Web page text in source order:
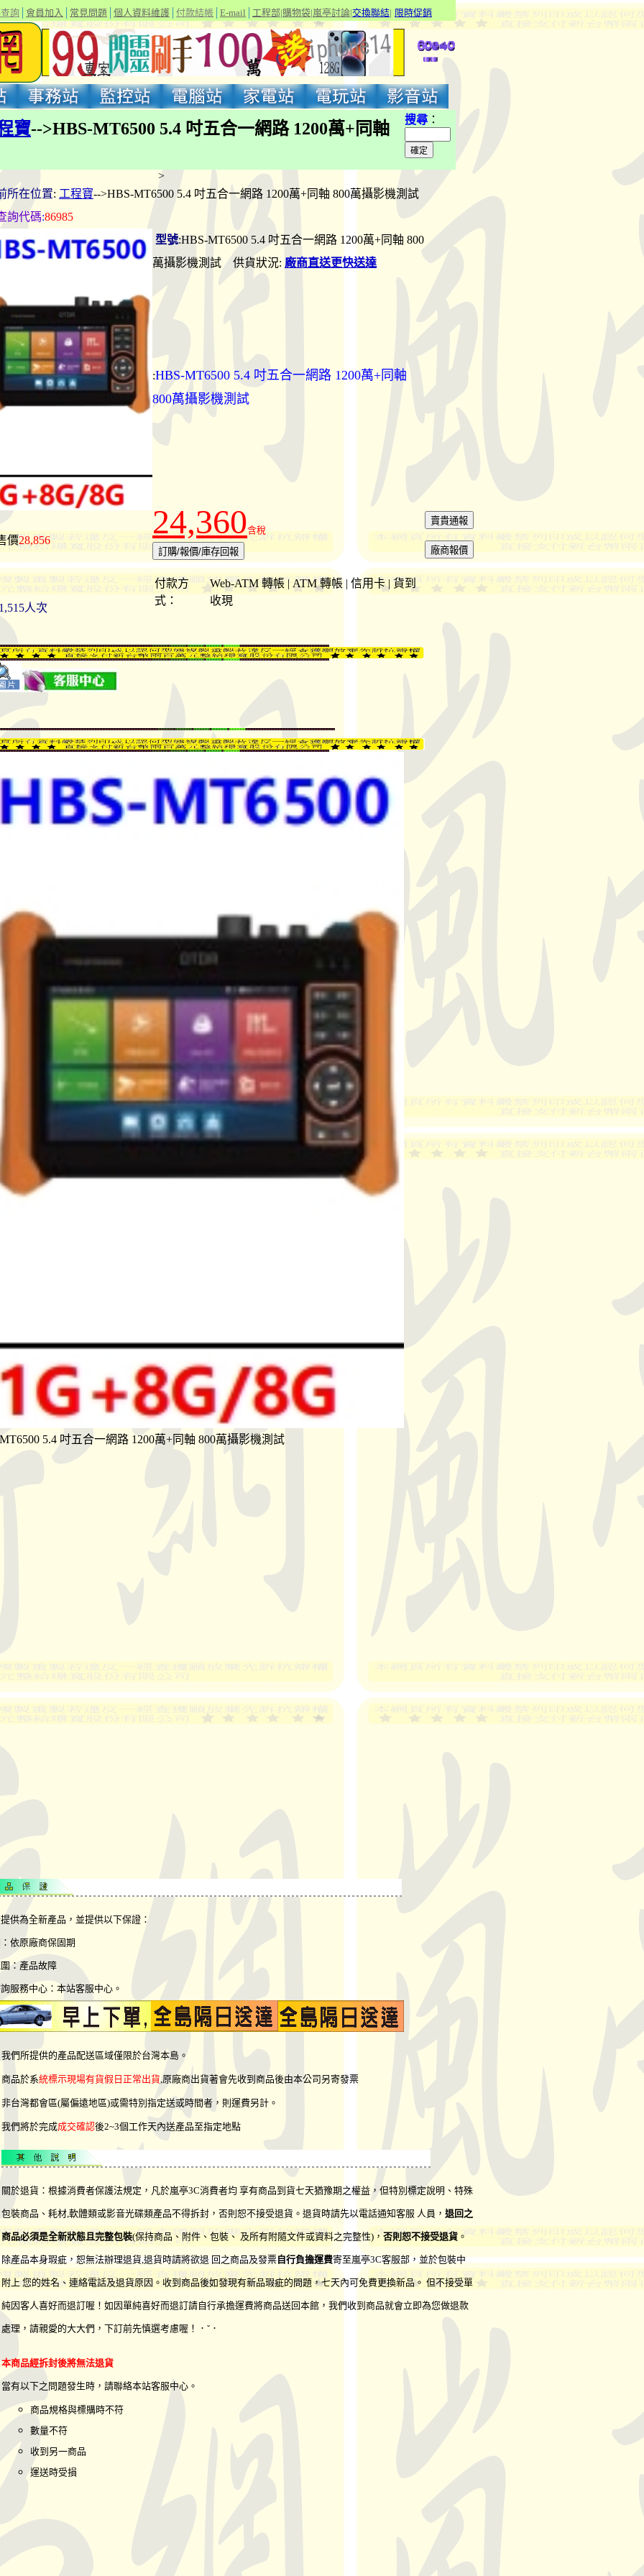
詢 會員加入 常見問題 個人資料維護 付款結帳 E-mail 工程部|購物袋|嵐亭討論|交換聯結| 限時促銷
寶-->HBS-MT6500 5.4 吋五合一網路 1200萬+同軸 搜尋 ：
>
所在位置: 工程寶-->HBS-MT6500 5.4 吋五合一網路 1200萬+同軸 800萬攝影機測試
詢代碼:86985
型號:HBS-MT6500 5.4 吋五合一網路 1200萬+同軸 800
萬攝影機測試 供貨狀況: 廠商直送更快送達
:HBS-MT6500 5.4 吋五合一網路 1200萬+同軸
800萬攝影機測試
價28,856 24,360含稅
人次
付款方
式：
Web-ATM 轉帳 | ATM 轉帳 | 信用卡 | 貨到
收現
5.4 吋五合一網路 1200萬+同軸 800萬攝影機測試
供為全新產品，並提供以下保證：
依原廠商保固期
：產品故障
服務中心：本站客服中心。
我們所提供的產品配送區域僅限於台灣本島。
商品於系統標示現場有貨假日正常出貨,原廠商出貨著會先收到商品後由本公司另寄發票
非台灣都會區(屬偏遠地區)或需特別指定送或時間者，則運費另計。
我們將於完成成交確認後2~3個工作天內送產品至指定地點
關於退貨：根據消費者保護法規定，凡於嵐亭3C消費者均 享有商品到貨七天猶豫期之權益，但特別標定說明、特殊
包裝商品、耗材,軟體類或影音光碟類產品不得拆封，否則恕不接受退貨。退貨時請先以電話通知客服 人員， 退回之
商品必須是全新狀態且完整包裝(保持商品、附件、包裝、 及所有附隨文件或資料之完整性)， 否則恕不接受退貨 。
除產品本身瑕疵，恕無法辦理退貨,退貨時請將欲退 回之商品及發票自行負擔運費寄至嵐亭3C客服部，並於包裝中
附上 您的姓名、連絡電話及退貨原因。收到商品後如發現有新品瑕疵的問題，七天內可免費更換新品。 但不接受單
純因客人喜好而退訂喔！如因單純喜好而退訂請自行承擔運費將商品送回本館，我們收到商品就會立即為您做退款
處理，請親愛的大大們，下訂前先慎選考慮喔！．ˇ．
本商品經拆封後將無法退貨
當有以下之問題發生時，請聯絡本站客服中心。
商品規格與標購時不符
數量不符
收到另一商品
運送時受損